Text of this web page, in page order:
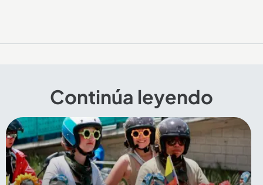
Continúa leyendo